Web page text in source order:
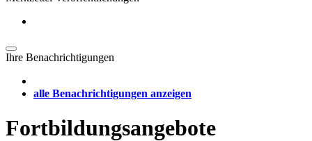
Ihre Benachrichtigungen
alle Benachrichtigungen anzeigen
Fortbildungsangebote